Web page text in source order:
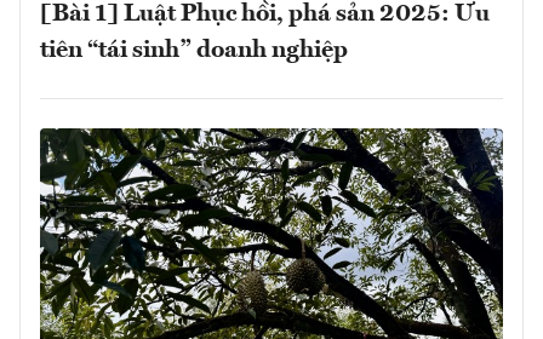
[Bài 1] Luật Phục hồi, phá sản 2025: Ưu
tiên “tái sinh” doanh nghiệp